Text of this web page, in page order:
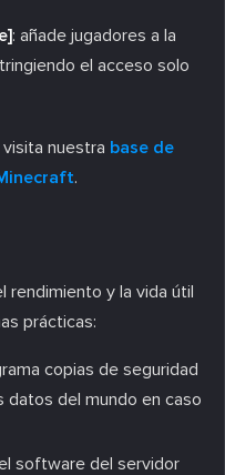
: añade jugadores a la
el acceso solo
nuestra base de
.
rendimiento y la vida útil
prácticas:
copias de seguridad
datos del mundo en caso
software del servidor